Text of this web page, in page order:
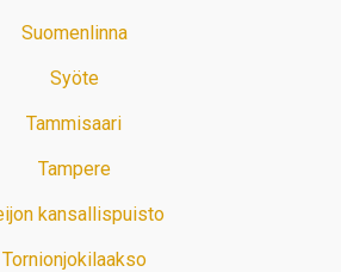
Suomenlinna
Syöte
Tammisaari
Tampere
kansallispuisto
Tornionjokilaakso